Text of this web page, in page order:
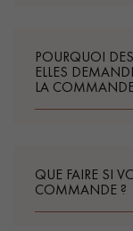
POURQUOI
ELLES
LA
QUE FAIRE SI
COMMANDE ?